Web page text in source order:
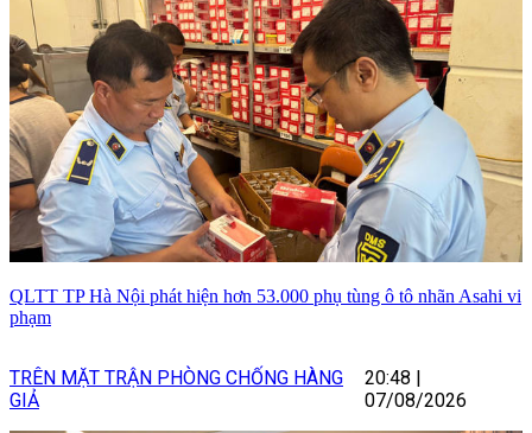
QLTT TP Hà Nội phát hiện hơn 53.000 phụ tùng ô tô nhãn Asahi vi
phạm
TRÊN MẶT TRẬN PHÒNG CHỐNG HÀNG
GIẢ
20:48 |
07/08/2026